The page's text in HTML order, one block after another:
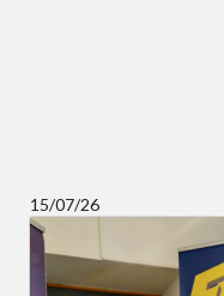
15/07/26